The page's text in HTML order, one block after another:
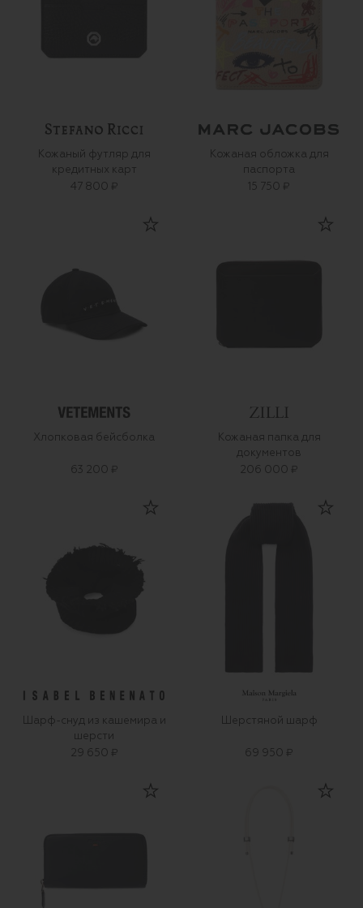
Кожаный футляр для
кредитных карт
47 800 ₽
Кожаная обложка для
паспорта
15 750 ₽
Хлопковая бейсболка
63 200 ₽
Кожаная папка для
документов
206 000 ₽
Шарф-снуд из кашемира и
шерсти
29 650 ₽
Шерстяной шарф
69 950 ₽